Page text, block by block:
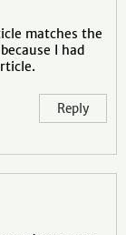
matches the
I had
Reply